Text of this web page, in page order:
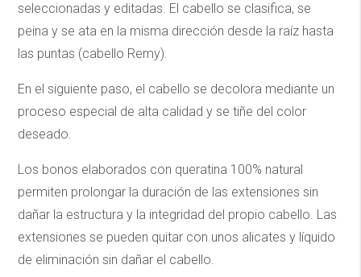
seleccionadas y editadas. El cabello se clasifica, se
peina y se ata en la misma dirección desde la raíz hasta
las puntas (cabello Remy).
En el siguiente paso, el cabello se decolora mediante un
proceso especial de alta calidad y se tiñe del color
deseado.
Los bonos elaborados con queratina 100% natural
permiten prolongar la duración de las extensiones sin
dañar la estructura y la integridad del propio cabello. Las
extensiones se pueden quitar con unos alicates y líquido
de eliminación sin dañar el cabello.